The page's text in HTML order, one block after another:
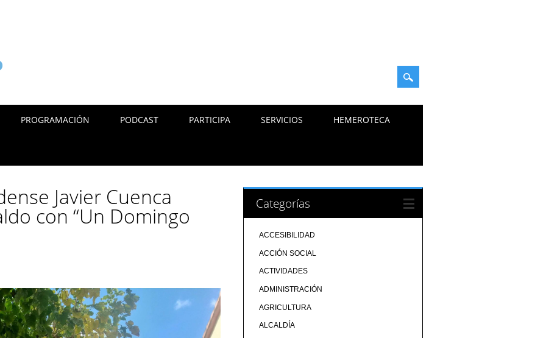
PROGRAMACIÓN PODCAST PARTICIPA SERVICIOS HEMEROTECA
Javier Cuenca
con “Un Domingo Categorías
ACCESIBILIDAD
ACCIÓN SOCIAL
ACTIVIDADES
ADMINISTRACIÓN
AGRICULTURA
ALCALDÍA